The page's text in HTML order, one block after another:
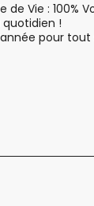
Vie : 100%
!
pour tout